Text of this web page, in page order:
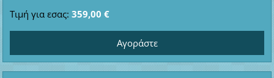
Τιμή για εσας: 359,00 €